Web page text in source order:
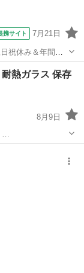
携サイト 7月21日
祝休み＆年間休
無料駐車場あり
市》 人気の
熱ガラス 保存
8月9日
…